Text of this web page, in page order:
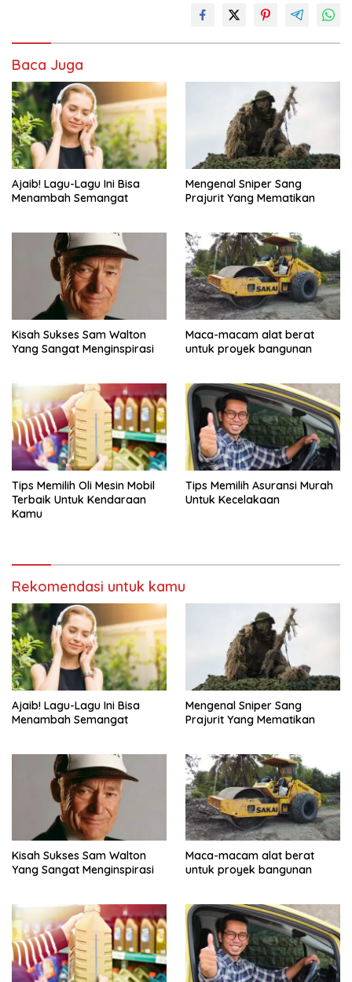
Baca Juga
Ajaib! Lagu-Lagu Ini Bisa
Menambah Semangat
Mengenal Sniper Sang
Prajurit Yang Mematikan
Kisah Sukses Sam Walton
Yang Sangat Menginspirasi
Maca-macam alat berat
untuk proyek bangunan
Tips Memilih Oli Mesin Mobil
Terbaik Untuk Kendaraan
Kamu
Tips Memilih Asuransi Murah
Untuk Kecelakaan
Rekomendasi untuk kamu
Ajaib! Lagu-Lagu Ini Bisa
Menambah Semangat
Mengenal Sniper Sang
Prajurit Yang Mematikan
Kisah Sukses Sam Walton
Yang Sangat Menginspirasi
Maca-macam alat berat
untuk proyek bangunan